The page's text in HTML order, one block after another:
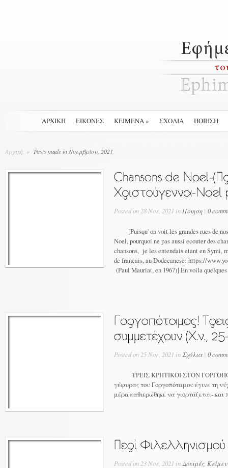
ΑΡΧΙΚΉ ΕΙΚΟΝΕΣ ΚΕΙΜΕΝΑ» ΣΧΟΛΙΑ ΠΟΙΗΣΗ
Αρχική » Posts made in Νοεμβρίου, 2021
Posted on 28 Νοε, 2021 in Ποιηση | 0
[Puisqu' on voit les grandes rues de
Noel, pourquoi ne pas aussi ecouter des
chansons, je les entendais etant en Symi,
de francais, au Dodecanese: https://
(Paul Mauriat, en 1967)] En voila
Posted on 25 Νοε, 2021 in Σχόλια | 0
ΤΡΕΙΣ ΚΡΗΤΙΚΟΙ ΣΤΟΝ
γέφυρας του Γοργοπόταμου έγινε τη
μέρα καθιερώθηκε να γιορτάζεται-
Posted on 23 Νοε, 2021 in Δοκιμές,